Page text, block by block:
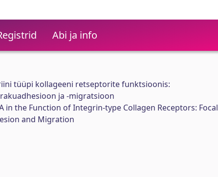
Abi ja info
tüüpi kollageeni retseptorite funktsioonis:
ja -migratsioon
in the Function of Integrin-type Collagen Receptors: Focal
and Migration